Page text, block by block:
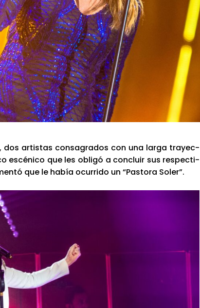
dos artis­tas con­sa­gra­dos con una lar­ga tra­yec­
escé­ni­co que les obli­gó a con­cluir sus res­pec­ti­
que le había ocu­rri­do un “Pas­to­ra Soler”.